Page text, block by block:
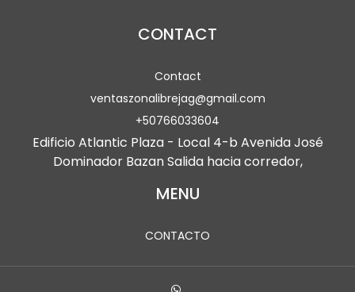
CONTACT
Contact
ventaszonalibrejag@gmail.com
+50766033604
Edificio Atlantic Plaza - Local 4-b Avenida José
Dominador Bazan Salida hacia corredor,
MENU
CONTACTO